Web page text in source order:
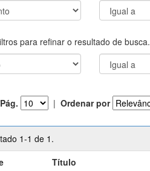
para refinar o resultado de busca.
| Ordenar por
1-1 de 1.
Título